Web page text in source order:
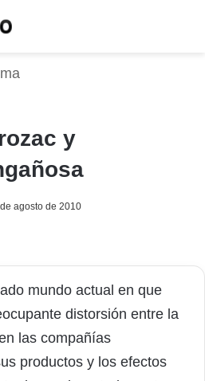
y
agosto de 2010
mundo actual en que
distorsión entre la
las compañías
productos y los efectos